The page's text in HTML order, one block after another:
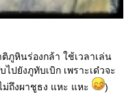
ภูหินร่องกล้า ใช้เวลาเล่น
ปยังภูทับเบิก เพราะเด๋วจะ
ม่ถึงผาชูธง แหะ แหะ
)